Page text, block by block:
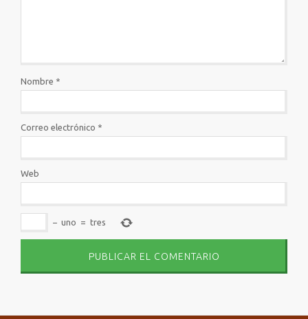
Nombre *
Correo electrónico *
Web
− uno = tres